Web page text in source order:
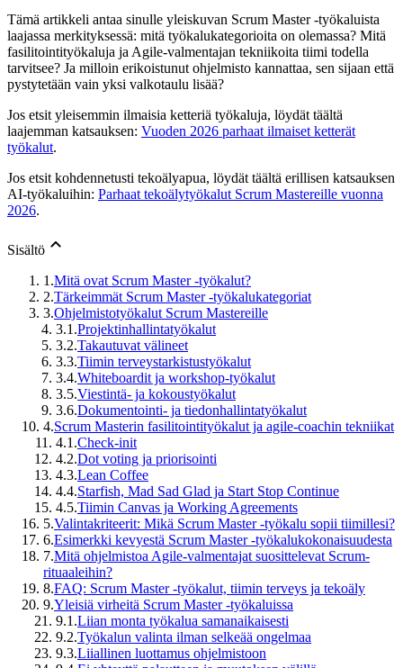
Tämä artikkeli antaa sinulle yleiskuvan Scrum Master -työkaluista
laajassa merkityksessä: mitä työkalukategorioita on olemassa? Mitä
fasilitointityökaluja ja Agile-valmentajan tekniikoita tiimi todella
tarvitsee? Ja milloin erikoistunut ohjelmisto kannattaa, sen sijaan että
pystytetään vain yksi valkotaulu lisää?
Jos etsit yleisemmin ilmaisia ketteriä työkaluja, löydät täältä
laajemman katsauksen: Vuoden 2026 parhaat ilmaiset ketterät
työkalut.
Jos etsit kohdennetusti tekoälyapua, löydät täältä erillisen katsauksen
AI-työkaluihin: Parhaat tekoälytyökalut Scrum Mastereille vuonna
2026.
Sisältö
1.Mitä ovat Scrum Master -työkalut?
2.Tärkeimmät Scrum Master -työkalukategoriat
3.Ohjelmistotyökalut Scrum Mastereille
3.1.Projektinhallintatyökalut
3.2.Takautuvat välineet
3.3.Tiimin terveystarkistustyökalut
3.4.Whiteboardit ja workshop-työkalut
3.5.Viestintä- ja kokoustyökalut
3.6.Dokumentointi- ja tiedonhallintatyökalut
4.Scrum Masterin fasilitointityökalut ja agile-coachin tekniikat
4.1.Check-init
4.2.Dot voting ja priorisointi
4.3.Lean Coffee
4.4.Starfish, Mad Sad Glad ja Start Stop Continue
4.5.Tiimin Canvas ja Working Agreements
5.Valintakriteerit: Mikä Scrum Master -työkalu sopii tiimillesi?
6.Esimerkki kevyestä Scrum Master -työkalukokonaisuudesta
7.Mitä ohjelmistoa Agile-valmentajat suosittelevat Scrum-
rituaaleihin?
8.FAQ: Scrum Master -työkalut, tiimin terveys ja tekoäly
9.Yleisiä virheitä Scrum Master -työkaluissa
9.1.Liian monta työkalua samanaikaisesti
9.2.Työkalun valinta ilman selkeää ongelmaa
9.3.Liiallinen luottamus ohjelmistoon